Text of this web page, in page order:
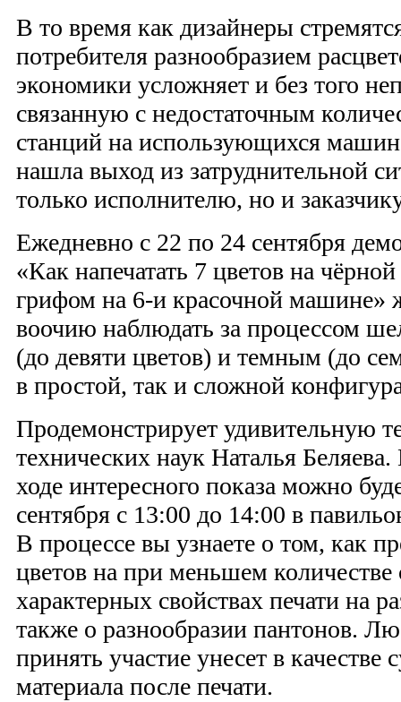
В то время как дизайнеры
потребителя разнообразием
экономики усложняет и без того
связанную с недостаточным
станций на использующихся
нашла выход из затруднительной
только исполнителю, но и
Ежедневно с 22 по 24 сентября
«Как напечатать 7 цветов на
грифом на 6-и красочной машине»
воочию наблюдать за процессом
(до девяти цветов) и темным (до
в простой, так и сложной
Продемонстрирует удивительную
технических наук Наталья
ходе интересного показа можно
сентября с 13:00 до 14:00 в
В процессе вы узнаете о том, как
цветов на при меньшем количестве
характерных свойствах печати на
также о разнообразии пантонов.
принять участие унесет в качестве
материала после печати.